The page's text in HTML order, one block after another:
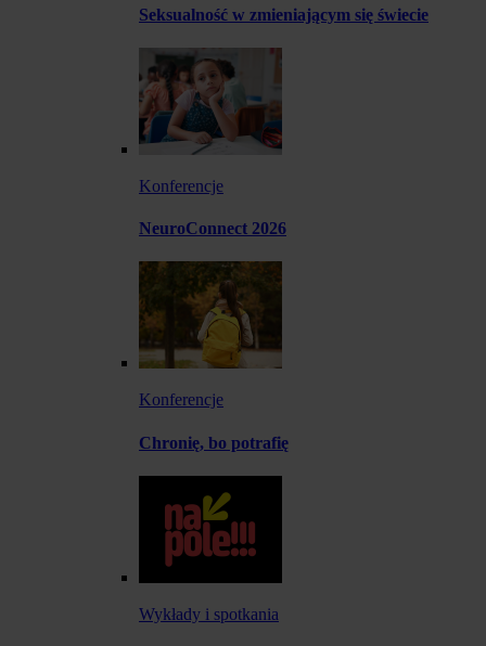
Seksualność w zmieniającym się świecie
Konferencje
NeuroConnect 2026
Konferencje
Chronię, bo potrafię
Wykłady i spotkania